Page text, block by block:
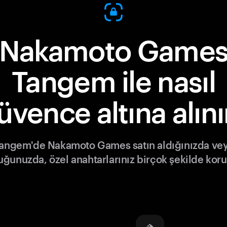
Nakamoto
Tangem ile nasıl
altına
Nakamoto Games satın aldığınızda
özel anahtarlarınız birçok şekilde